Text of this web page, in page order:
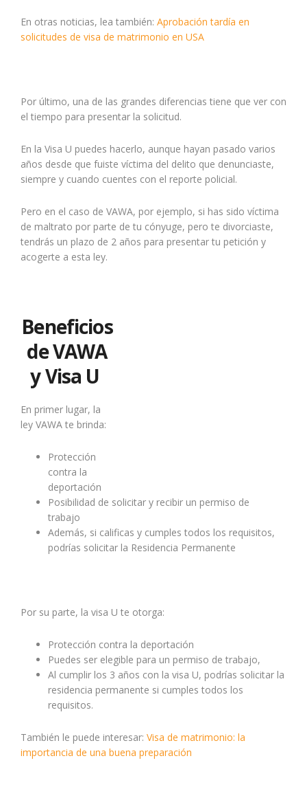
En otras noticias, lea también: Aprobación tardía en
solicitudes de visa de matrimonio en USA
Por último, una de las grandes diferencias tiene que ver con
el tiempo para presentar la solicitud.
En la Visa U puedes hacerlo, aunque hayan pasado varios
años desde que fuiste víctima del delito que denunciaste,
siempre y cuando cuentes con el reporte policial.
Pero en el caso de VAWA, por ejemplo, si has sido víctima
de maltrato por parte de tu cónyuge, pero te divorciaste,
tendrás un plazo de 2 años para presentar tu petición y
acogerte a esta ley.
Beneficios
de VAWA
y Visa U
En primer lugar, la
ley VAWA te brinda:
Protección
contra la
deportación
Posibilidad de solicitar y recibir un permiso de
trabajo
Además, si calificas y cumples todos los requisitos,
podrías solicitar la Residencia Permanente
Por su parte, la visa U te otorga:
Protección contra la deportación
Puedes ser elegible para un permiso de trabajo,
Al cumplir los 3 años con la visa U, podrías solicitar la
residencia permanente si cumples todos los
requisitos.
También le puede interesar: Visa de matrimonio: la
importancia de una buena preparación